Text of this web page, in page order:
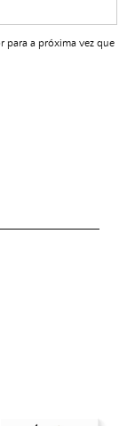
para a próxima vez que